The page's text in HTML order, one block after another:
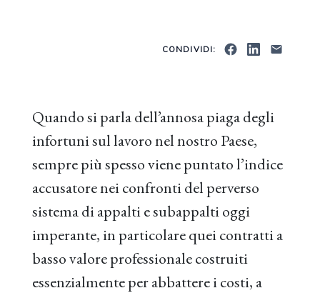
CONDIVIDI:
Quando si parla dell’annosa piaga degli
infortuni sul lavoro nel nostro Paese,
sempre più spesso viene puntato l’indice
accusatore nei confronti del perverso
sistema di appalti e subappalti oggi
imperante, in particolare quei contratti a
basso valore professionale costruiti
essenzialmente per abbattere i costi, a